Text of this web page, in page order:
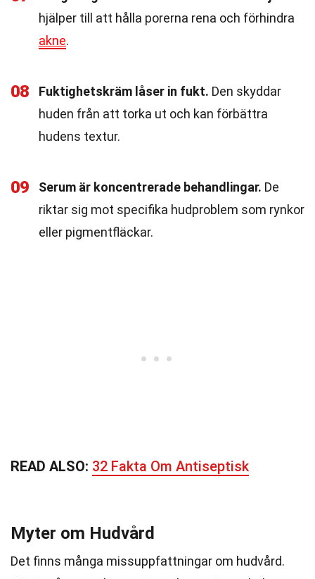
hjälper till att hålla porerna rena och förhindra
akne.
08 Fuktighetskräm låser in fukt. Den skyddar
huden från att torka ut och kan förbättra
hudens textur.
09 Serum är koncentrerade behandlingar. De
riktar sig mot specifika hudproblem som rynkor
eller pigmentfläckar.
READ ALSO: 32 Fakta Om Antiseptisk
Myter om Hudvård
Det finns många missuppfattningar om hudvård.